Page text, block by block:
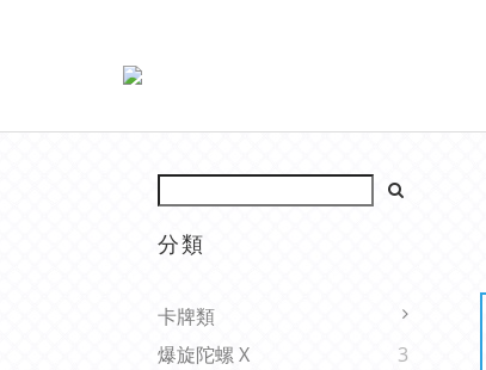
分類
卡牌類
爆旋陀螺 X
3